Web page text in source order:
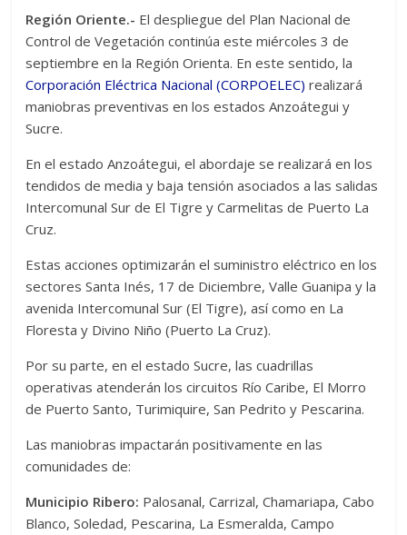
Región Oriente.- El despliegue del Plan Nacional de
Control de Vegetación continúa este miércoles 3 de
septiembre en la Región Orienta. En este sentido, la
Corporación Eléctrica Nacional (CORPOELEC) realizará
maniobras preventivas en los estados Anzoátegui y
Sucre.
En el estado Anzoátegui, el abordaje se realizará en los
tendidos de media y baja tensión asociados a las salidas
Intercomunal Sur de El Tigre y Carmelitas de Puerto La
Cruz.
Estas acciones optimizarán el suministro eléctrico en los
sectores Santa Inés, 17 de Diciembre, Valle Guanipa y la
avenida Intercomunal Sur (El Tigre), así como en La
Floresta y Divino Niño (Puerto La Cruz).
Por su parte, en el estado Sucre, las cuadrillas
operativas atenderán los circuitos Río Caribe, El Morro
de Puerto Santo, Turimiquire, San Pedrito y Pescarina.
Las maniobras impactarán positivamente en las
comunidades de:
Municipio Ribero: Palosanal, Carrizal, Chamariapa, Cabo
Blanco, Soledad, Pescarina, La Esmeralda, Campo